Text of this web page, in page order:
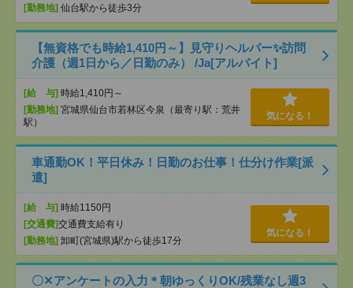
[勤務地] 仙台駅から徒歩3分
【無資格でも時給1,410円～】見守りヘルパー✨訪問
介護（週1日から／日勤のみ） /Ja[アルバイト]
[給 与] 時給1,410円～
[勤務地] 宮城県仙台市若林区今泉（最寄り駅：荒井
駅）
気になる！
車通勤OK！平日休み！日勤のお仕事！仕分け作業[派
遣]
[給 与] 時給1150円
[交通費]交通費支給有り
[勤務地] 卸町(宮城県)駅から徒歩17分
気になる！
〇✕アンケートの入力＊朝ゆっくりOK/残業なし週3